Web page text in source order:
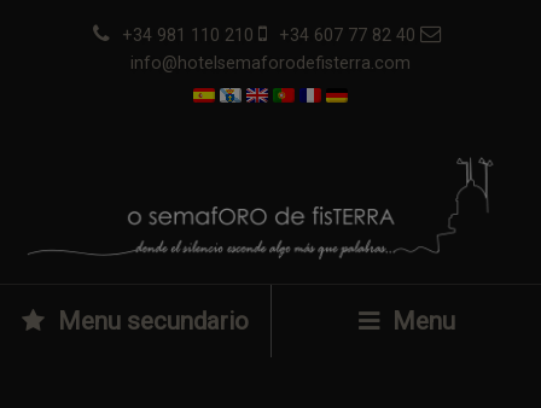
+34 981 110 210
+34 607 77 82 40
info@hotelsemaforodefisterra.com
Menu secundario Menu